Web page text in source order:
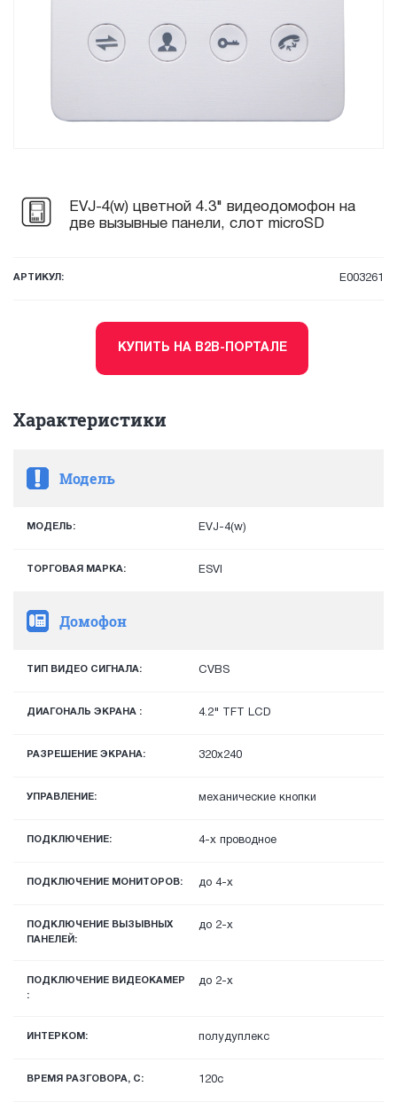
EVJ-4(w) цветной 4.3" видеодомофон на
две вызывные панели, слот microSD
АРТИКУЛ: E003261
КУПИТЬ НА B2B-ПОРТАЛЕ
Характеристики
Модель
МОДЕЛЬ: EVJ-4(w)
ТОРГОВАЯ МАРКА: ESVI
Домофон
ТИП ВИДЕО СИГНАЛА: CVBS
ДИАГОНАЛЬ ЭКРАНА : 4.2" TFT LCD
РАЗРЕШЕНИЕ ЭКРАНА: 320x240
УПРАВЛЕНИЕ: механические кнопки
ПОДКЛЮЧЕНИЕ: 4-х проводное
ПОДКЛЮЧЕНИЕ МОНИТОРОВ: до 4-х
ПОДКЛЮЧЕНИЕ ВЫЗЫВНЫХ
ПАНЕЛЕЙ:
до 2-х
ПОДКЛЮЧЕНИЕ ВИДЕОКАМЕР
:
до 2-х
ИНТЕРКОМ: полудуплекс
ВРЕМЯ РАЗГОВОРА, С: 120с